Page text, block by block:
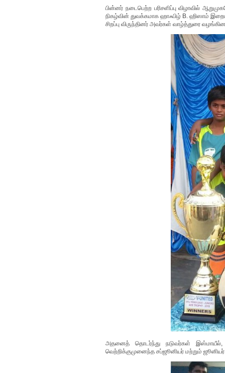
பின்னர் நடைபெற்ற பரிசளிப்பு விழாவில்
நிகழ்வின் துவக்கமாக ஹாஃபிழ் B. ஹிஸாம்
சிறப்பு விருந்தினர் அவர்கள் வாழ்த்துரை
அதனைத் தொடர்ந்து நடுவர்கள் இஸ்மாயீல்,
வெற்றிக்குமுனைந்த சப்ஜூனியர் மற்றும்